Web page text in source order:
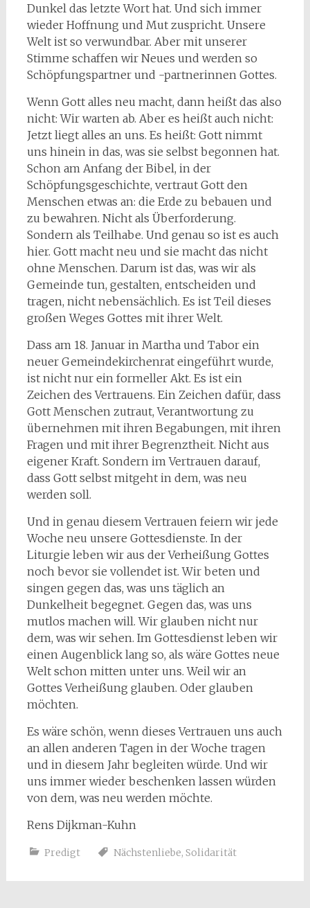
Dunkel das letzte Wort hat. Und sich immer
wieder Hoffnung und Mut zuspricht. Unsere
Welt ist so verwundbar. Aber mit unserer
Stimme schaffen wir Neues und werden so
Schöpfungspartner und -partnerinnen Gottes.
Wenn Gott alles neu macht, dann heißt das also
nicht: Wir warten ab. Aber es heißt auch nicht:
Jetzt liegt alles an uns. Es heißt: Gott nimmt
uns hinein in das, was sie selbst begonnen hat.
Schon am Anfang der Bibel, in der
Schöpfungsgeschichte, vertraut Gott den
Menschen etwas an: die Erde zu bebauen und
zu bewahren. Nicht als Überforderung.
Sondern als Teilhabe. Und genau so ist es auch
hier. Gott macht neu und sie macht das nicht
ohne Menschen. Darum ist das, was wir als
Gemeinde tun, gestalten, entscheiden und
tragen, nicht nebensächlich. Es ist Teil dieses
großen Weges Gottes mit ihrer Welt.
Dass am 18. Januar in Martha und Tabor ein
neuer Gemeindekirchenrat eingeführt wurde,
ist nicht nur ein formeller Akt. Es ist ein
Zeichen des Vertrauens. Ein Zeichen dafür, dass
Gott Menschen zutraut, Verantwortung zu
übernehmen mit ihren Begabungen, mit ihren
Fragen und mit ihrer Begrenztheit. Nicht aus
eigener Kraft. Sondern im Vertrauen darauf,
dass Gott selbst mitgeht in dem, was neu
werden soll.
Und in genau diesem Vertrauen feiern wir jede
Woche neu unsere Gottesdienste. In der
Liturgie leben wir aus der Verheißung Gottes
noch bevor sie vollendet ist. Wir beten und
singen gegen das, was uns täglich an
Dunkelheit begegnet. Gegen das, was uns
mutlos machen will. Wir glauben nicht nur
dem, was wir sehen. Im Gottesdienst leben wir
einen Augenblick lang so, als wäre Gottes neue
Welt schon mitten unter uns. Weil wir an
Gottes Verheißung glauben. Oder glauben
möchten.
Es wäre schön, wenn dieses Vertrauen uns auch
an allen anderen Tagen in der Woche tragen
und in diesem Jahr begleiten würde. Und wir
uns immer wieder beschenken lassen würden
von dem, was neu werden möchte.
Rens Dijkman-Kuhn
Predigt Nächstenliebe, Solidarität